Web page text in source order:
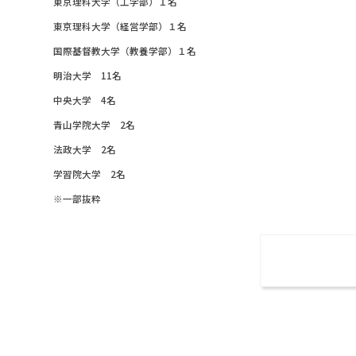
東京理科大学（経営学部）１名
国際基督教大学（教養学部）１名
明治大学 11名
中央大学 4名
青山学院大学 2名
法政大学 2名
学習院大学 2名
※一部抜粋